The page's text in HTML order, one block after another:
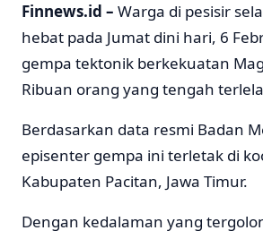
Finnews.id – Warga di pesisir
hebat pada Jumat dini hari, 6
gempa tektonik berkekuatan
Ribuan orang yang tengah
Berdasarkan data resmi Badan
episenter gempa ini terletak di
Kabupaten Pacitan, Jawa Timur.
Dengan kedalaman yang